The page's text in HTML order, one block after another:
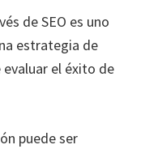
de SEO es uno
estrategia de
el éxito de
puede ser